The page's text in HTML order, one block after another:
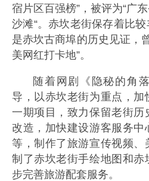
宿片区百强榜”，被评为“广
沙滩“。赤坎老街保存着比
是赤坎古商埠的历史见证，
美网红打卡地”。
随着网剧《隐秘的角
导，以赤坎老街为重点，加
一期项目，致力保留老街
改造，加快建设游客服务中
等，制作了旅游宣传视频、
制了赤坎老街手绘地图和赤
步完善旅游配套服务。